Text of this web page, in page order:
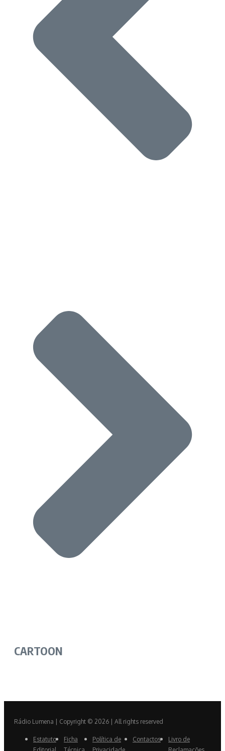
CARTOON
Rádio Lumena | Copyright © 2026 | All rights reserved
Estatuto
Ficha
Política de
Contactos
Livro de